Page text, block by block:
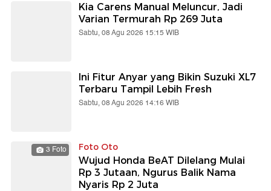
Kia Carens Manual Meluncur, Jadi
Varian Termurah Rp 269 Juta
Sabtu, 08 Agu 2026 15:15 WIB
Ini Fitur Anyar yang Bikin Suzuki XL7
Terbaru Tampil Lebih Fresh
Sabtu, 08 Agu 2026 14:16 WIB
3 Foto Foto Oto
Wujud Honda BeAT Dilelang Mulai
Rp 3 Jutaan, Ngurus Balik Nama
Nyaris Rp 2 Juta